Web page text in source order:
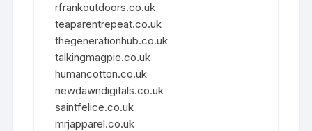
rfrankoutdoors.co.uk
teaparentrepeat.co.uk
thegenerationhub.co.uk
talkingmagpie.co.uk
humancotton.co.uk
newdawndigitals.co.uk
saintfelice.co.uk
mrjapparel.co.uk